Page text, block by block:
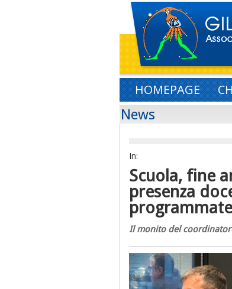
HOMEPAGE
News
In:
Scuola, fine
presenza
programmate
Il monito del